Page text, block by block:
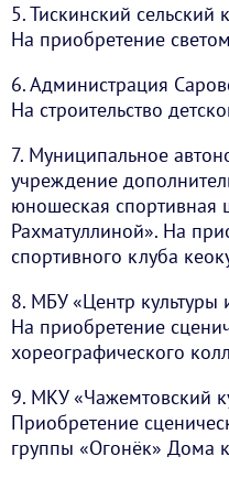
5. Тискинский сельский
На приобретение
6. Администрация
На строительство
7. Муниципальное
учреждение
юношеская спортивная
Рахматуллиной». На
спортивного клуба
8. МБУ «Центр культуры
На приобретение
хореографического
9. МКУ «Чажемтовский
Приобретение
группы «Огонёк» Дома